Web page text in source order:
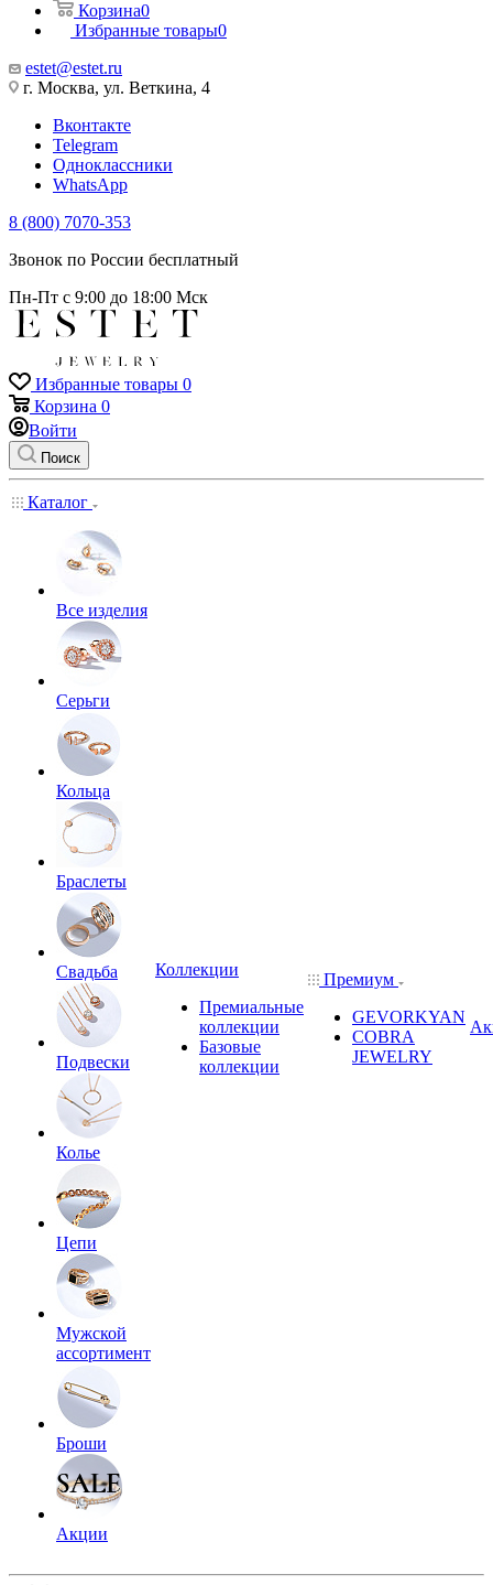
Корзина0
Избранные товары0
estet@estet.ru
г. Москва, ул. Веткина, 4
Вконтакте
Telegram
Одноклассники
WhatsApp
8 (800) 7070-353
Звонок по России бесплатный
Пн-Пт с 9:00 до 18:00 Мск
Избранные товары 0
Корзина 0
Войти
Поиск
Каталог
Все изделия
Серьги
Кольца
Браслеты
Свадьба
Подвески
Колье
Цепи
Мужской
ассортимент
Броши
Акции
Коллекции
Премиальные
коллекции
Базовые
коллекции
Премиум
GEVORKYAN
COBRA
JEWELRY